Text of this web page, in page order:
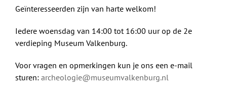
Geïnteresseerden zijn van harte welkom!
Iedere woensdag van 14:00 tot 16:00 uur op de 2e
verdieping Museum Valkenburg.
Voor vragen en opmerkingen kun je ons een e-mail
sturen: archeologie@museumvalkenburg.nl